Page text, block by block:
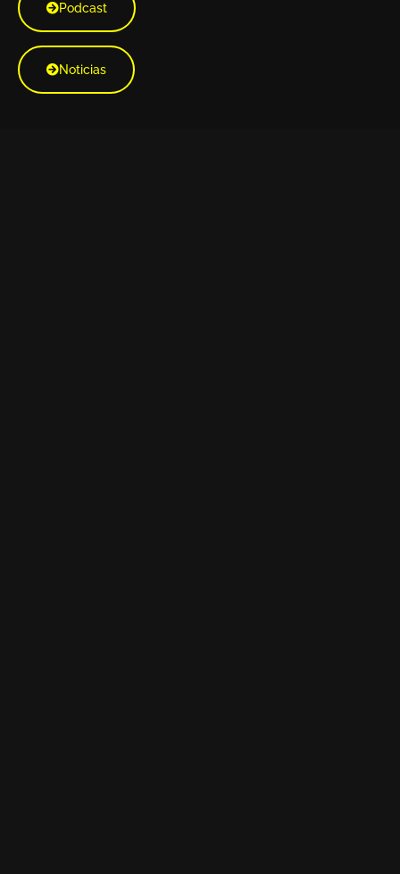
Podcast
Noticias